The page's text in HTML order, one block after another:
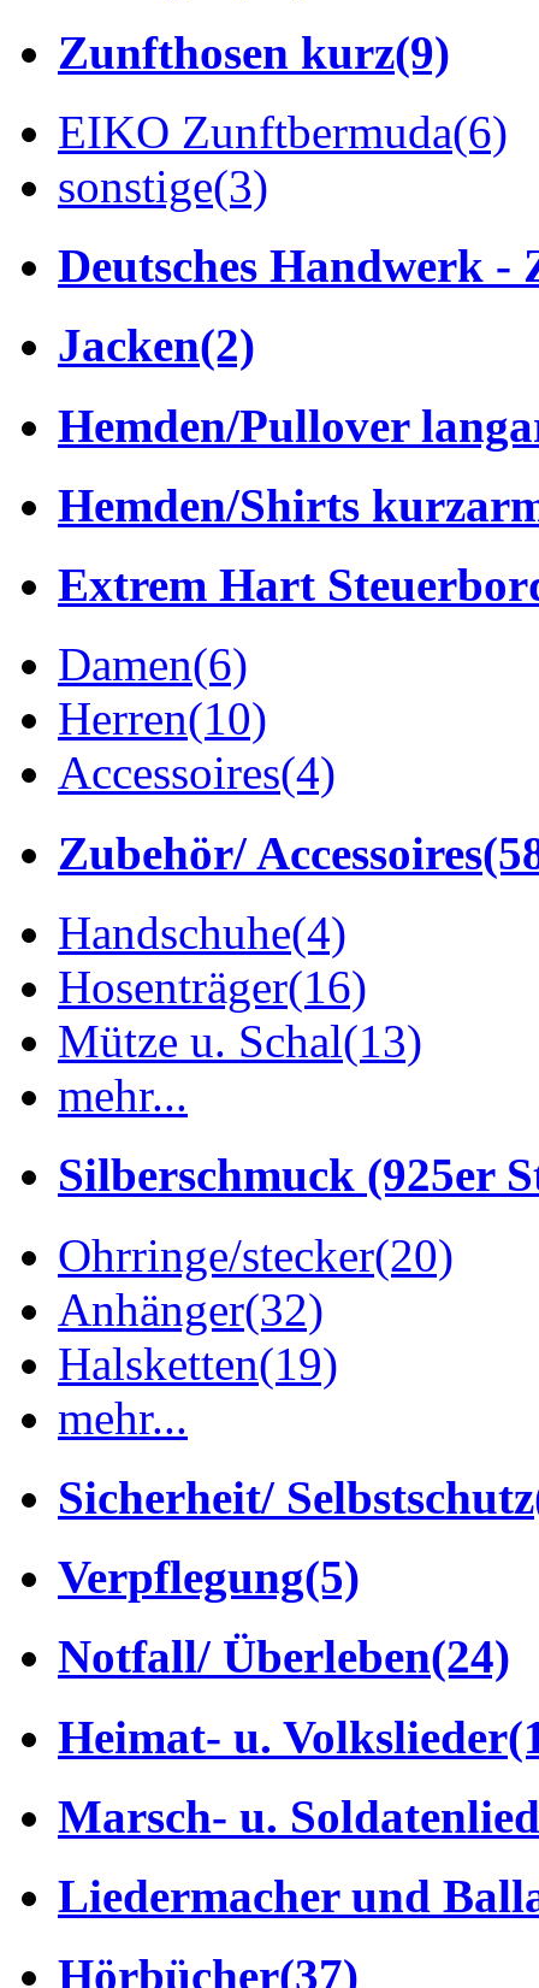
Zunfthosen kurz(9)
EIKO Zunftbermuda(6)
sonstige(3)
Deutsches Handwerk -
Jacken(2)
Hemden/Pullover
Hemden/Shirts
Extrem Hart
Damen(6)
Herren(10)
Accessoires(4)
Zubehör/ Accessoires
Handschuhe(4)
Hosenträger(16)
Mütze u. Schal(13)
mehr...
Silberschmuck (925er
Ohrringe/stecker(20)
Anhänger(32)
Halsketten(19)
mehr...
Sicherheit/ Selbstschutz
Verpflegung(5)
Notfall/ Überleben(24)
Heimat- u. Volkslieder
Marsch- u.
Liedermacher und
Hörbücher(37)